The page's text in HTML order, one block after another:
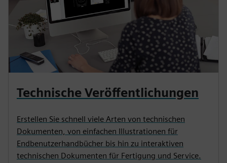
Technische Veröffentlichungen
Erstellen Sie schnell viele Arten von technischen
Dokumenten, von einfachen Illustrationen für
Endbenutzerhandbücher bis hin zu interaktiven
technischen Dokumenten für Fertigung und Service.